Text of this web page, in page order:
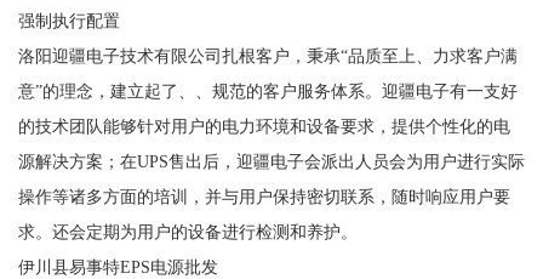
强制执行配置
洛阳迎疆电子技术有限公司扎根客户，秉承“品质至上、力求客户满
意”的理念，建立起了、、规范的客户服务体系。迎疆电子有一支好
的技术团队能够针对用户的电力环境和设备要求，提供个性化的电
源解决方案；在UPS售出后，迎疆电子会派出人员会为用户进行实际
操作等诸多方面的培训，并与用户保持密切联系，随时响应用户要
求。还会定期为用户的设备进行检测和养护。
伊川县易事特EPS电源批发